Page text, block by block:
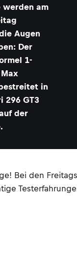
werden am
Augen
Der
1-
in
296 GT3
der
Bei den